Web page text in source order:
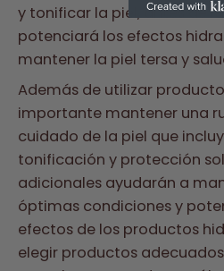
y tonificar la piel, antes de
potenciará los efectos
mantener la piel tersa y
Además de utilizar
importante mantener una
cuidado de la piel que
tonificación y protección
adicionales ayudarán a
óptimas condiciones y
efectos de los productos
elegir productos